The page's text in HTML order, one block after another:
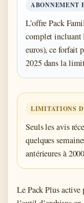
ABONNEMENT
L’offre Pack
complet incluant
euros), ce forfait
2025 dans la
LIMITATIONS
Seuls les avis
quelques
antérieures à
Le Pack Plus active